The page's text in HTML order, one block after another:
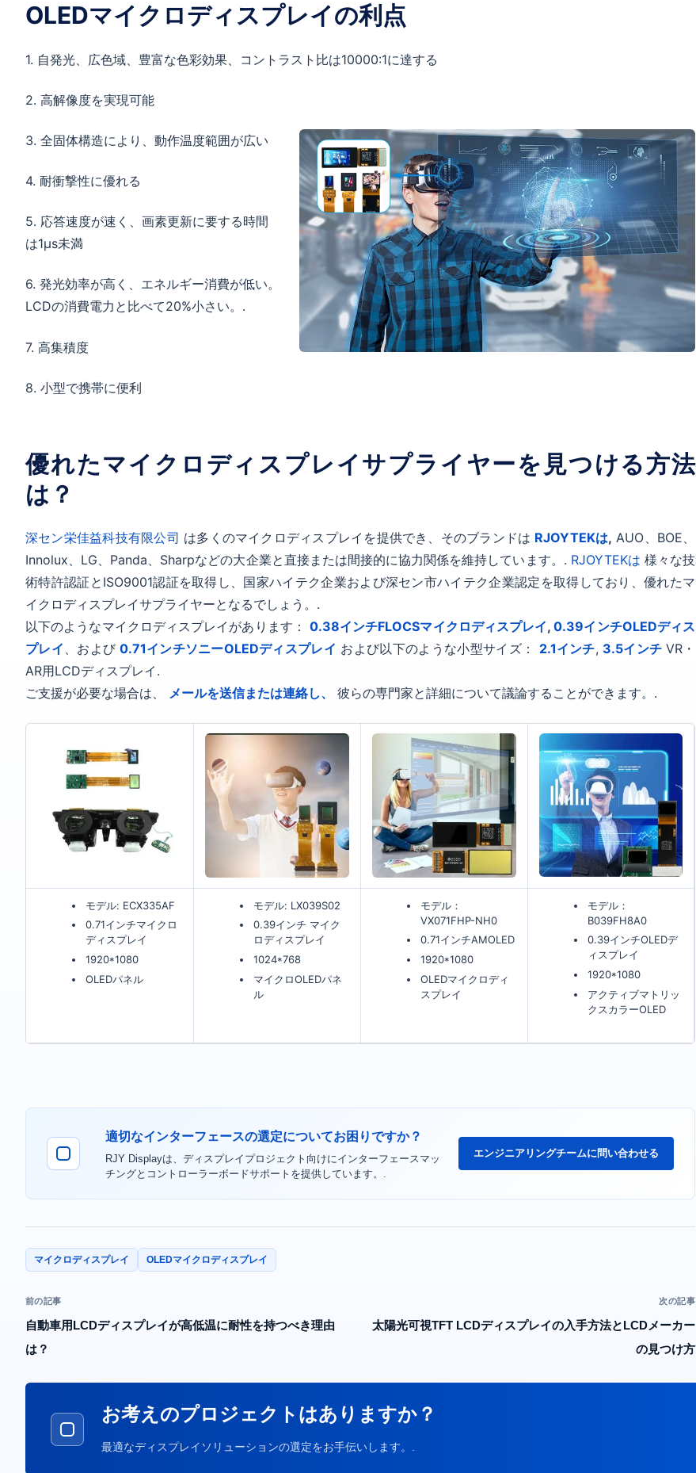
OLEDマイクロディスプレイの利点
1. 自発光、広色域、豊富な色彩効果、コントラスト比は10000:1に達する
2. 高解像度を実現可能
3. 全固体構造により、動作温度範囲が広い
4. 耐衝撃性に優れる
5. 応答速度が速く、画素更新に要する時間
は1μs未満
6. 発光効率が高く、エネルギー消費が低い。
LCDの消費電力と比べて20%小さい。.
7. 高集積度
8. 小型で携帯に便利
優れたマイクロディスプレイサプライヤーを見つける方法
は？
深セン栄佳益科技有限公司 は多くのマイクロディスプレイを提供でき、そのブランドは RJOYTEKは, AUO、BOE、
Innolux、LG、Panda、Sharpなどの大企業と直接または間接的に協力関係を維持しています。. RJOYTEKは 様々な技
術特許認証とISO9001認証を取得し、国家ハイテク企業および深セン市ハイテク企業認定を取得しており、優れたマ
イクロディスプレイサプライヤーとなるでしょう。.
以下のようなマイクロディスプレイがあります： 0.38インチFLOCSマイクロディスプレイ,0.39インチOLEDディス
プレイ 、および 0.71インチソニーOLEDディスプレイ および以下のような小型サイズ： 2.1インチ, 3.5インチ VR・
AR用LCDディスプレイ.
ご支援が必要な場合は、 メールを送信または連絡し、 彼らの専門家と詳細について議論することができます。.
モデル: ECX335AF
0.71インチマイクロ
ディスプレイ
1920*1080
OLEDパネル
モデル: LX039S02
0.39インチ マイク
ロディスプレイ
1024*768
マイクロOLEDパネ
ル
モデル：
VX071FHP-NH0
0.71インチAMOLED
1920*1080
OLEDマイクロディ
スプレイ
モデル：
B039FH8A0
0.39インチOLEDデ
ィスプレイ
1920*1080
アクティブマトリッ
クスカラーOLED
適切なインターフェースの選定についてお困りですか？
RJY Displayは、ディスプレイプロジェクト向けにインターフェースマッ
チングとコントローラーボードサポートを提供しています。.
エンジニアリングチームに問い合わせる
マイクロディスプレイ OLEDマイクロディスプレイ
前の記事
自動車用LCDディスプレイが高低温に耐性を持つべき理由
は？
次の記事
太陽光可視TFT LCDディスプレイの入手方法とLCDメーカー
の見つけ方
お考えのプロジェクトはありますか？
最適なディスプレイソリューションの選定をお手伝いします。.